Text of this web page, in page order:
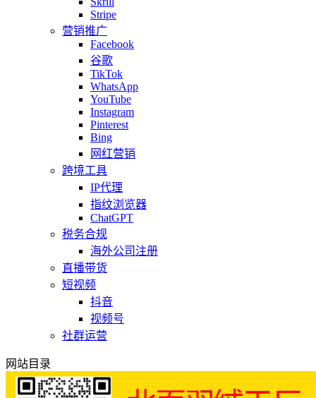
Stripe
营销推广
Facebook
谷歌
TikTok
WhatsApp
YouTube
Instagram
Pinterest
Bing
网红营销
跨境工具
IP代理
指纹浏览器
ChatGPT
税务合规
海外公司注册
直播带货
短视频
抖音
视频号
社群运营
网站目录